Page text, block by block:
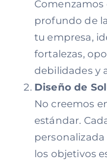
Comenzamos
profundo de
tu empresa,
fortalezas,
debilidades y
Diseño de
No creemos
estándar.
los objetivos